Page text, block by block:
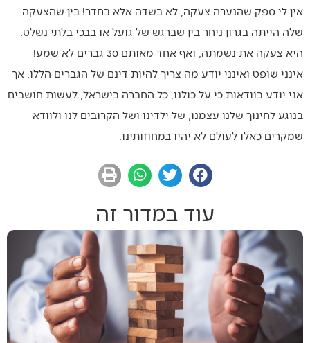
אין לי ספק שהנערה צעקה, לא בשדה אלא בחדר! בין שהצעקה
שלה הייתה בגרון ניחר בין שברגש של גועל או בבכי בלתי נשלט.
היא צעקה את נשמתה, ואף אחד מאותם 30 גברים לא שמע!
אינני שופט ואינני יודע מה צריך להיות דינם של הגברים הללו, אך
אני יודע בוודאות כי על כולנו, כל החברה בישראל, לעשות חושבים
בנוגע לחינוך שלנו עצמנו, של ילדינו ושל הקרובים לנו ולוודא
שמקרים כאלו לעולם לא יהיו במחוזותינו.
עוד במדור זה